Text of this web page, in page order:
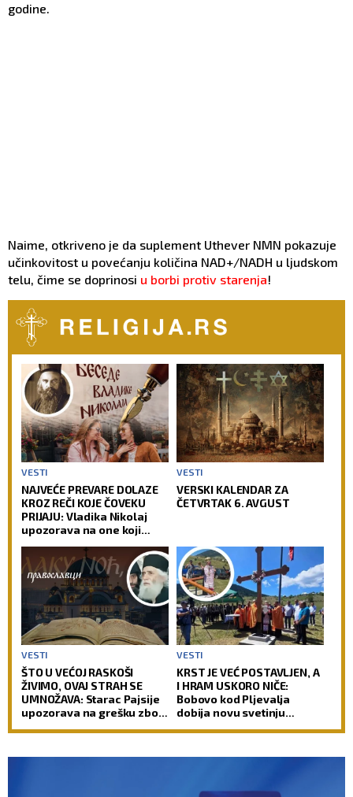
godine.
Naime, otkriveno je da suplement Uthever NMN pokazuje
učinkovitost u povećanju količina NAD+/NADH u ljudskom
telu, čime se doprinosi u borbi protiv starenja!
VESTI
NAJVEĆE PREVARE DOLAZE
KROZ REČI KOJE ČOVEKU
PRIJAJU: Vladika Nikolaj
upozorava na one koji
vode u propast
VESTI
VERSKI KALENDAR ZA
ČETVRTAK 6. AVGUST
VESTI
ŠTO U VEĆOJ RASKOŠI
ŽIVIMO, OVAJ STRAH SE
UMNOŽAVA: Starac Pajsije
upozorava na grešku zbog
VESTI
KRST JE VEĆ POSTAVLJEN, A
I HRAM USKORO NIČE:
Bobovo kod Pljevalja
dobija novu svetinju